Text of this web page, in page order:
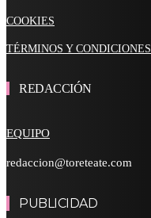
COOKIES
TÉRMINOS Y CONDICIONES
REDACCIÓN
EQUIPO
redaccion@toreteate.com
PUBLICIDAD